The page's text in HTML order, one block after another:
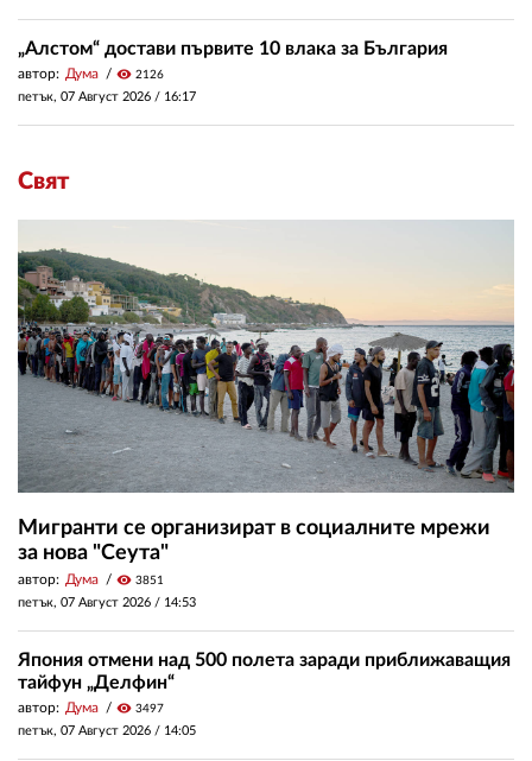
„Алстом“ достави първите 10 влака за България
автор: Дума visibility 2126
петък, 07 Август 2026 / 16:17
Свят
Мигранти се организират в социалните мрежи
за нова "Сеута"
автор: Дума visibility 3851
петък, 07 Август 2026 / 14:53
Япония отмени над 500 полета заради приближаващия
тайфун „Делфин“
автор: Дума visibility 3497
петък, 07 Август 2026 / 14:05